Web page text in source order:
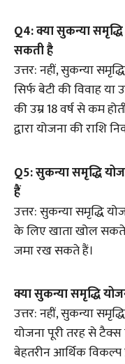
Q4: क्या सुकन्या
सकती है
उत्तर: नहीं, सुकन्या
सिर्फ बेटी की विवाह या
की उम्र 18 वर्ष से कम
द्वारा योजना की राशि
Q5: सुकन्या समृद्धि
हैं
उत्तर: सुकन्या समृद्धि
के लिए खाता खोल
जमा रख सकते हैं।
क्या सुकन्या समृद्धि
उत्तर: नहीं, सुकन्या
योजना पूरी तरह से
बेहतरीन आर्थिक विकल्प